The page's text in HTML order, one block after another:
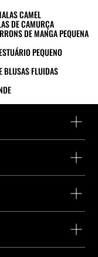
CAMEL
DE CAMURÇA
DE MANGA PEQUENA
PEQUENO
BLUSAS FLUIDAS